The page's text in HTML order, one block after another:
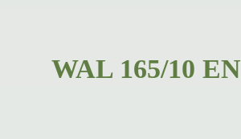
WAL 165/10 EN